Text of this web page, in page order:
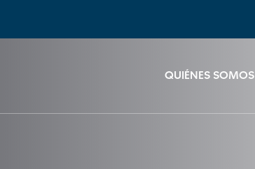
QUIÉNES SOMOS